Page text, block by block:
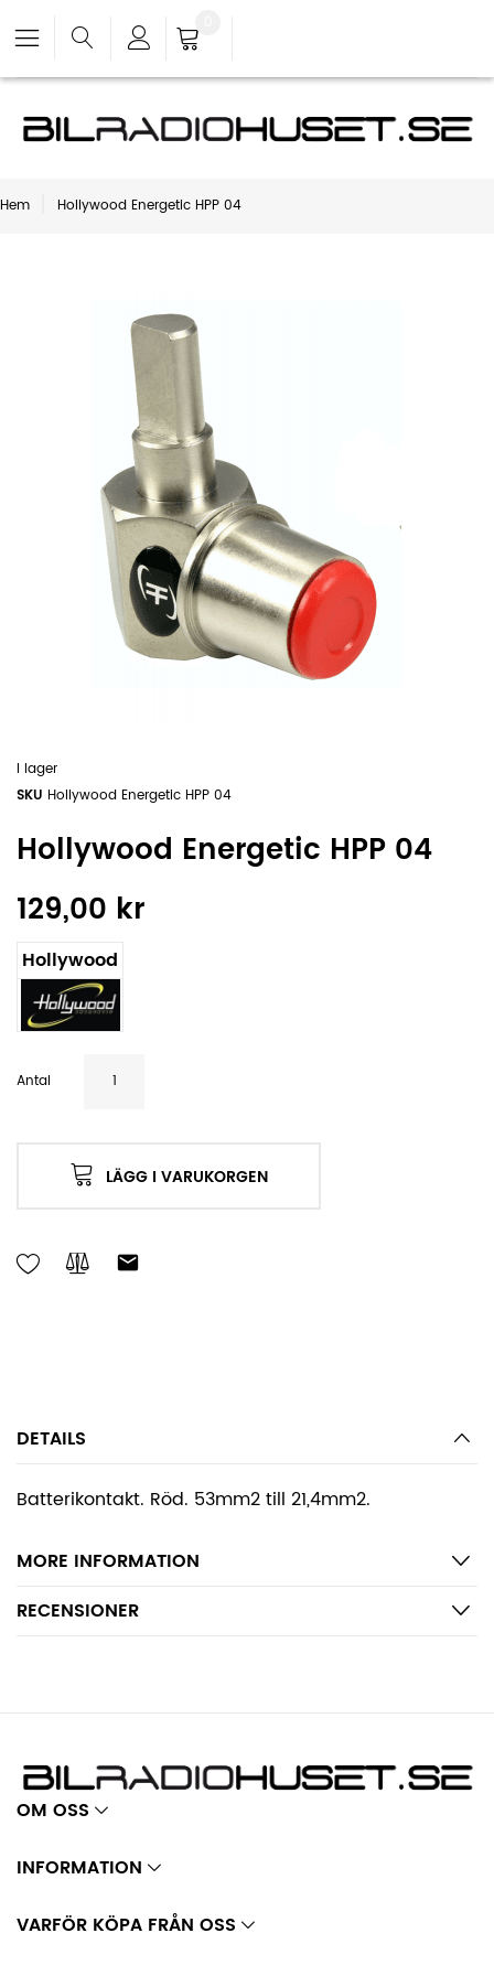
Hem Hollywood Energetic HPP 04
I lager
SKU Hollywood Energetic HPP 04
Hollywood Energetic HPP 04
129,00 kr
Hollywood
Antal
LÄGG I VARUKORGEN
DETAILS
Batterikontakt. Röd. 53mm2 till 21,4mm2.
MORE INFORMATION
RECENSIONER
OM OSS
INFORMATION
VARFÖR KÖPA FRÅN OSS